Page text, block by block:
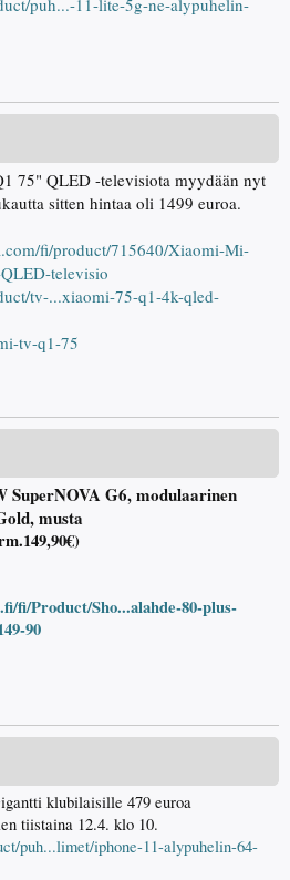
puh...-11-lite-5g-ne-alypuhelin-
75" QLED -televisiota myydään nyt
sitten hintaa oli 1499 euroa.
fi/product/715640/Xiaomi-Mi-
televisio
tv-...xiaomi-75-q1-4k-qled-
tv-q1-75
SuperNOVA G6, modulaarinen
musta
fi/Product/Sho...alahde-80-plus-
90
klubilaisille 479 euroa
tiistaina 12.4. klo 10.
puh...limet/iphone-11-alypuhelin-64-